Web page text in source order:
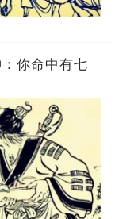
你命中有七